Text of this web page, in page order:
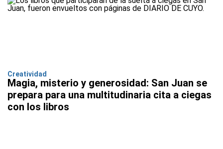
Creatividad
Magia, misterio y generosidad: San Juan se
prepara para una multitudinaria cita a ciegas
con los libros